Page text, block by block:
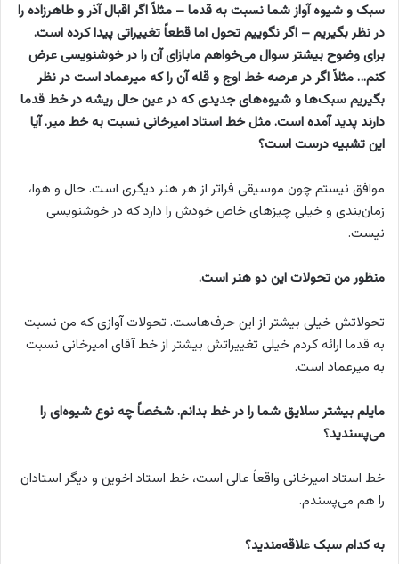
سبک و شیوه آواز شما نسبت به قدما – مثلاً اگر اقبال آذر و طاهرزاده را
در نظر بگیریم – اگر نگوییم تحول اما قطعاً تغییراتی پیدا کرده است.
برای وضوح بیشتر سوال می‌خواهم مابازای آن را در خوشنویسی عرض
کنم… مثلاً اگر در عرصه خط اوج و قله آن را که میرعماد است در نظر
بگیریم سبک‌ها و شیوه‌های جدیدی که در عین حال ریشه در خط قدما
دارند پدید آمده است. مثل خط استاد امیرخانی نسبت به خط میر. آیا
این تشبیه درست است؟
موافق نیستم چون موسیقی فراتر از هر هنر دیگری است. حال و هوا،
زمان‌بندی و خیلی چیزهای خاص خودش را دارد که در خوشنویسی
نیست.
منظور من تحولات این دو هنر است.
تحولاتش خیلی بیشتر از این حرف‌هاست. تحولات آوازی که من نسبت
به قدما ارائه کردم خیلی تغییراتش بیشتر از خط آقای امیرخانی نسبت
به میرعماد است.
مایلم بیشتر سلایق شما را در خط بدانم. شخصاً چه نوع شیوه‌ای را
می‌پسندید؟
خط استاد امیرخانی واقعاً عالی است، خط استاد اخوین و دیگر استادان
را هم می‌پسندم.
به کدام سبک علاقه‌مندید؟